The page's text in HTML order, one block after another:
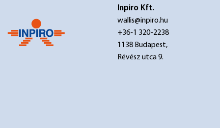
Inpiro Kft.
wallis@inpiro.hu
+36-1 320-2238
1138 Budapest,
Révész utca 9.